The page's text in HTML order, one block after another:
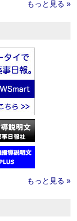
もっと見る »
もっと見る »